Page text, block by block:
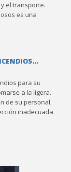
el transporte.
es una
para su
a la ligera.
de su personal,
inadecuada